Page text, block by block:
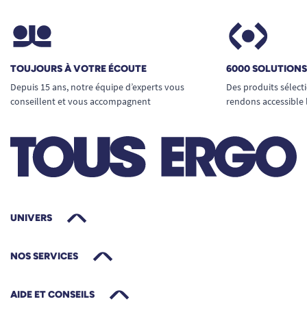
TOUJOURS À VOTRE ÉCOUTE
Depuis 15 ans, notre équipe d’experts vous
conseillent et vous accompagnent
6000
Des produits
rendons
UNIVERS
NOS SERVICES
AIDE ET CONSEILS